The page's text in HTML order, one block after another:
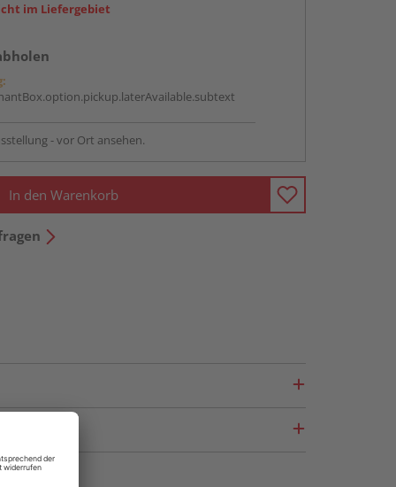
im Liefergebiet
- vor Ort ansehen.
In den Warenkorb